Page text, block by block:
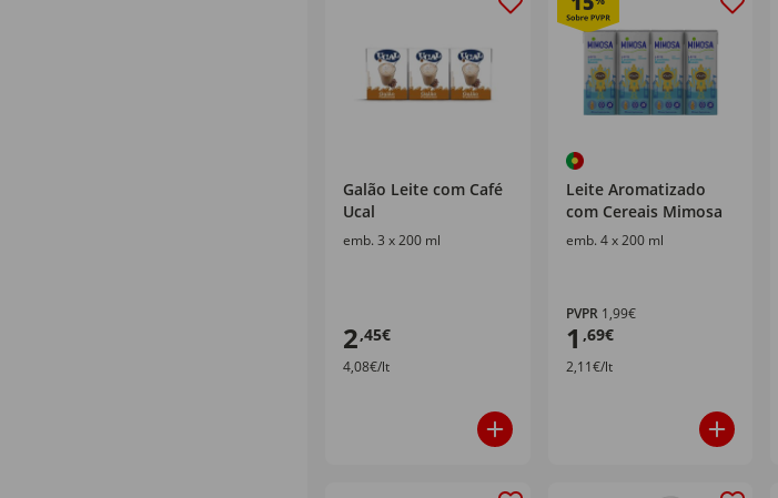
Galão Leite com Café
Ucal
emb. 3 x 200 ml
2,45€
4,08€/lt
Leite Aromatizado
com Cereais Mimosa
emb. 4 x 200 ml
PVPR1,99€
1 ,69€
2,11€/lt